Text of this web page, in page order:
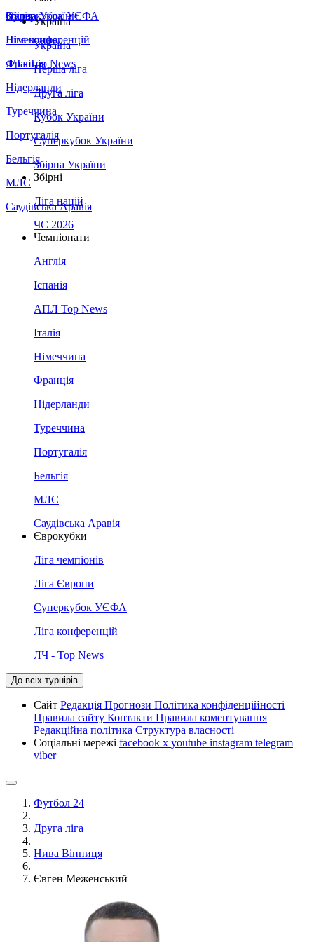
Збірна України
Італія
Німеччина
Франція
Нідерланди
Туреччина
Португалія
Бельгія
МЛС
Саудівська Аравія
Суперкубок УЄФА
Ліга конференцій
ЛЧ - Top News
Україна
Україна
Перша ліга
Друга ліга
Кубок України
Суперкубок України
Збірна України
Збірні
Ліга націй
ЧС 2026
Чемпіонати
Англія
Іспанія
АПЛ Top News
Італія
Німеччина
Франція
Нідерланди
Туреччина
Португалія
Бельгія
МЛС
Саудівська Аравія
Єврокубки
Ліга чемпіонів
Ліга Європи
Суперкубок УЄФА
Ліга конференцій
ЛЧ - Top News
До всіх турнірів
Сайт Редакція Прогнози Політика конфіденційності
Правила сайту Контакти Правила коментування
Редакційна політика Структура власності
Соціальні мережі facebook x youtube instagram telegram
viber
Футбол 24
Друга ліга
Нива Вінниця
Євген Меженський